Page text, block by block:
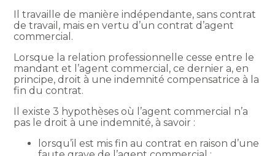
Il travaille de manière indépendante, sans contrat
de travail, mais en vertu d’un contrat d’agent
commercial.
Lorsque la relation professionnelle cesse entre le
mandant et l’agent commercial, ce dernier a, en
principe, droit à une indemnité compensatrice à la
fin du contrat.
Il existe 3 hypothèses où l’agent commercial n’a
pas le droit à une indemnité, à savoir :
lorsqu’il est mis fin au contrat en raison d’une